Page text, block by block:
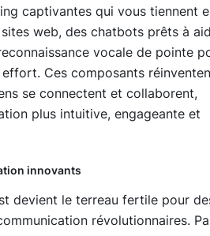
captivantes qui vous tiennent
web, des chatbots prêts à
vocale de pointe
Ces composants
se connectent et collaborent,
plus intuitive, engageante et
innovants
devient le terreau fertile pour
révolutionnaires.